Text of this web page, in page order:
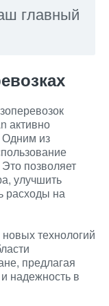
главный
активно
из
позволяет
улучшить
расходы на
технологий
предлагая
надежность в